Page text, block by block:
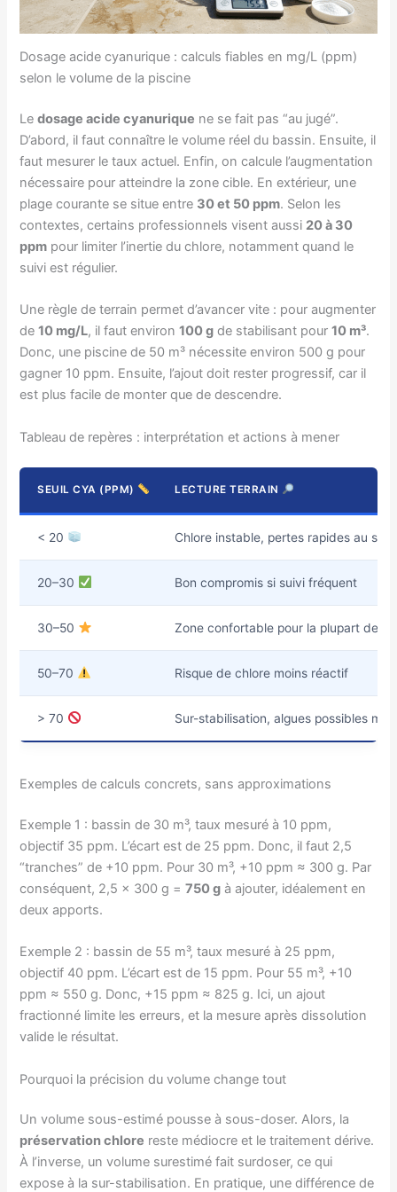
Dosage acide cyanurique : calculs fiables en mg/L (ppm)
selon le volume de la piscine
Ledosage acide cyanurique ne se fait pas “au jugé”.
D’abord, il faut connaître le volume réel du bassin. Ensuite, il
faut mesurer le taux actuel. Enfin, on calcule l’augmentation
nécessaire pour atteindre la zone cible. En extérieur, une
plage courante se situe entre 30 et 50 ppm. Selon les
contextes, certains professionnels visent aussi 20 à 30
ppm pour limiter l’inertie du chlore, notamment quand le
suivi est régulier.
Une règle de terrain permet d’avancer vite : pour augmenter
de10 mg/L, il faut environ100 g de stabilisant pour10 m³.
Donc, une piscine de 50 m³ nécessite environ 500 g pour
gagner 10 ppm. Ensuite, l’ajout doit rester progressif, car il
est plus facile de monter que de descendre.
Tableau de repères : interprétation et actions à mener
SEUIL CYA (PPM) LECTURE TERRAIN
< 20 Chlore instable, pertes rapides au
20–30 Bon compromis si suivi fréquent
30–50 Zone confortable pour la plupart des
50–70 Risque de chlore moins réactif
> 70 Sur-stabilisation, algues possibles
Exemples de calculs concrets, sans approximations
Exemple 1 : bassin de 30 m³, taux mesuré à 10 ppm,
objectif 35 ppm. L’écart est de 25 ppm. Donc, il faut 2,5
“tranches” de +10 ppm. Pour 30 m³, +10 ppm ≈ 300 g. Par
conséquent, 2,5 × 300 g =750 g à ajouter, idéalement en
deux apports.
Exemple 2 : bassin de 55 m³, taux mesuré à 25 ppm,
objectif 40 ppm. L’écart est de 15 ppm. Pour 55 m³, +10
ppm ≈ 550 g. Donc, +15 ppm ≈ 825 g. Ici, un ajout
fractionné limite les erreurs, et la mesure après dissolution
valide le résultat.
Pourquoi la précision du volume change tout
Un volume sous-estimé pousse à sous-doser. Alors, la
préservation chlore reste médiocre et le traitement dérive.
À l’inverse, un volume surestimé fait surdoser, ce qui
expose à la sur-stabilisation. En pratique, une différence de